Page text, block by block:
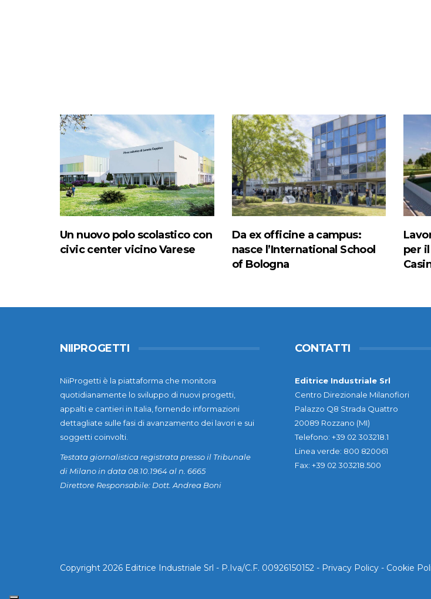
Un nuovo polo scolastico con
civic center vicino Varese
Da ex officine a campus:
nasce l’International School
of Bologna
per
NIIPROGETTI
NiiProgetti è la piattaforma che monitora
quotidianamente lo sviluppo di nuovi progetti,
appalti e cantieri in Italia, fornendo informazioni
dettagliate sulle fasi di avanzamento dei lavori e sui
soggetti coinvolti.
Testata giornalistica registrata presso il Tribunale
di Milano in data 08.10.1964 al n. 6665
Direttore Responsabile: Dott. Andrea Boni
CONTATTI
Editrice Industriale Srl
Centro Direzionale Milanofiori
Palazzo Q8 Strada Quattro
20089 Rozzano (MI)
Telefono: +39 02 303218.1
Linea verde: 800 820061
Fax: +39 02 303218.500
Copyright 2026 Editrice Industriale Srl - P.Iva/C.F. 00926150152 - Privacy Policy - Cookie